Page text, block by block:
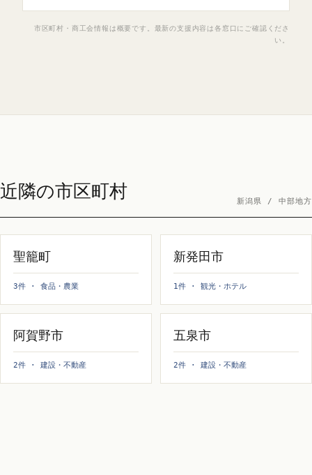
市区町村・商工会情報は概要です。最新の支援内容は各窓口にご確認くださ
い。
近隣の市区町村 新潟県 / 中部地方
聖籠町
3件 · 食品・農業
新発田市
1件 · 観光・ホテル
阿賀野市
2件 · 建設・不動産
五泉市
2件 · 建設・不動産